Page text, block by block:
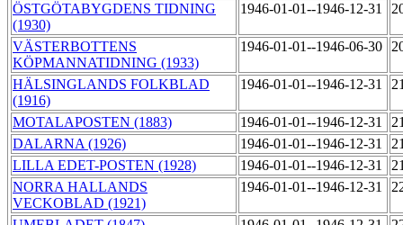
ÖSTGÖTABYGDENS TIDNING
(1930)
1946-01-01--1946-12-31
VÄSTERBOTTENS
KÖPMANNATIDNING (1933)
1946-01-01--1946-06-30
HÄLSINGLANDS FOLKBLAD
(1916)
1946-01-01--1946-12-31
MOTALAPOSTEN (1883) 1946-01-01--1946-12-31
DALARNA (1926)
1946-01-01--1946-12-31
LILLA EDET-POSTEN (1928)
1946-01-01--1946-12-31
NORRA HALLANDS
VECKOBLAD (1921)
1946-01-01--1946-12-31